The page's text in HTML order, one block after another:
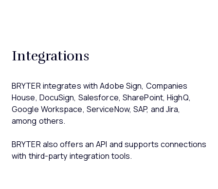
Integrations
BRYTER integrates with Adobe Sign, Companies
House, DocuSign, Salesforce, SharePoint, HighQ,
Google Workspace, ServiceNow, SAP, and Jira,
among others.
BRYTER also offers an API and supports connections
with third-party integration tools.